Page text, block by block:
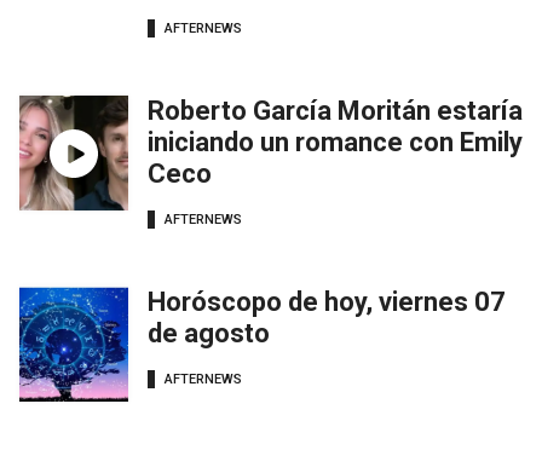
AFTERNEWS
Roberto García Moritán estaría
iniciando un romance con Emily
Ceco
AFTERNEWS
Horóscopo de hoy, viernes 07
de agosto
AFTERNEWS